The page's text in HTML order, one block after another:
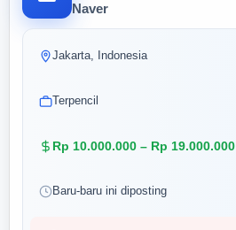
Naver
Jakarta, Indonesia
Terpencil
Rp 10.000.000 – Rp 19.000.000
Baru-baru ini diposting